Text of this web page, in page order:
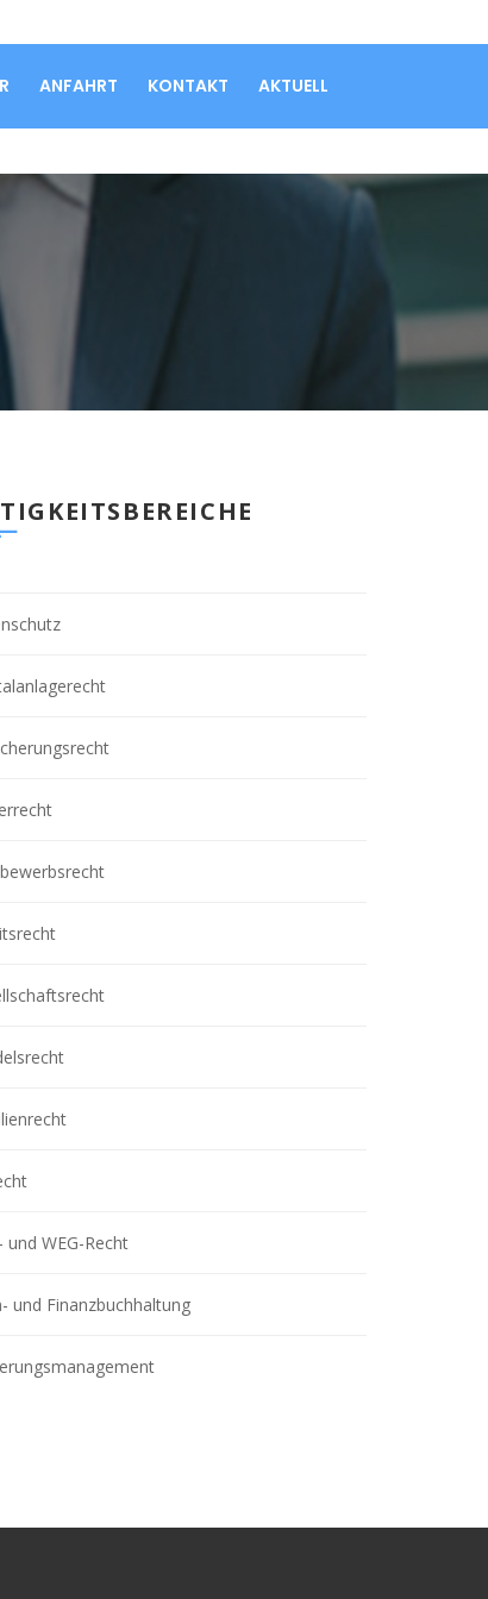
ANFAHRT KONTAKT AKTUELL
und WEG-Recht
und Finanzbuchhaltung